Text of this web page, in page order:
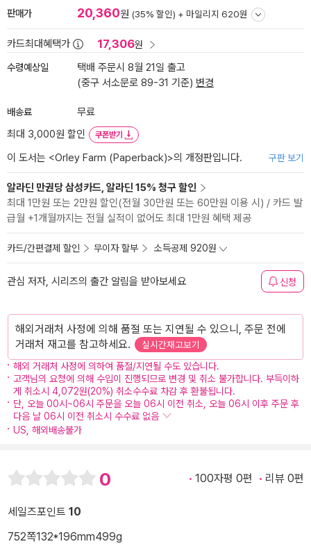
판매가 20,360원 (35% 할인) + 마일리지 620원
카드최대혜택가 17,306원
수령예상일
택배 주문시 8월 21일 출고
(중구 서소문로 89-31 기준) 변경
배송료
무료
최대 3,000원 할인
쿠폰받기
이 도서는 <Orley Farm (Paperback)>의 개정판입니다. 구판 보기
알라딘 만권당 삼성카드, 알라딘 15% 청구 할인
최대 1만원 또는 2만원 할인(전월 30만원 또는 60만원 이용 시) / 카드 발
급월 +1개월까지는 전월 실적이 없어도 최대 1만원 혜택 제공
카드/간편결제 할인 무이자 할부 소득공제 920원
관심 저자, 시리즈의 출간 알림을 받아보세요 신청
해외거래처 사정에 의해 품절 또는 지연될 수 있으니, 주문 전에
거래처 재고를 참고하세요.
실시간재고보기
해외 거래처 사정에 의하여 품절/지연될 수도 있습니다.
고객님의 요청에 의해 수입이 진행되므로 변경 및 취소 불가합니다. 부득이하
게 취소시 4,072원(20%) 취소수수료 차감 후 환불됩니다.
단, 오늘 00시~06시 주문을 오늘 06시 이전 취소, 오늘 06시 이후 주문 후
다음 날 06시 이전 취소시 수수료 없음
US, 해외배송불가
0 100자평 0편 리뷰 0편
세일즈포인트 10
752쪽132*196mm499g